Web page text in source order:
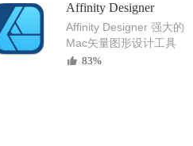
Affinity Designer
Affinity Designer 强大的
Mac矢量图形设计工具
83%